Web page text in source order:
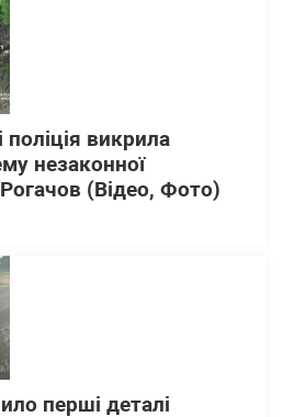
викрила
незаконної
Рогачов (Відео, Фото)
перші деталі